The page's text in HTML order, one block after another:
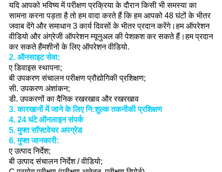
यदि आपको भविष्य में परीक्षण प्रक्रिया के दौरान किसी भी समस्या का
सामना करना पड़ता है तो हम वादा करते हैं कि हम आपको 48 घंटों के भीतर
जवाब देंगे और समाधान 3 कार्य दिवसों के भीतर प्रदान करेंगे।हम ऑपरेशन
वीडियो और अंग्रेजी ऑपरेशन म्यूनुअल की पेशकश कर सकते हैं।हम प्रदान
कर सकते हैंमशीनों के लिए ऑपरेशन वीडियो.
2. ऑनसाइट सेवा:
ए डिवाइस स्थापना;
बी उपकरण संचालन परीक्षण प्रौद्योगिकी प्रशिक्षण;
सी. उपकरण अंशांकन;
डी. उपकरणों का दैनिक रखरखाव और रखरखाव
3. कारखानों में जाने के लिए नि:शुल्क तकनीकी प्रशिक्षण
4. 24 घंटे ऑनलाइन संपर्क
5. मुफ्त सॉफ्टवेयर अपग्रेड
6. मुफ्त जानकारी:
ए उत्पाद निर्देश;
बी उत्पाद संचालन निर्देश / वीडियो;